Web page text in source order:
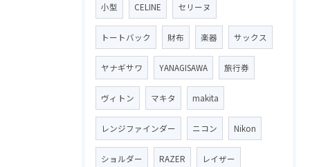
小型 CELINE セリーヌ
トートバック 財布 楽器 サックス
ヤナギサワ YANAGISAWA 旅行券
ヴィトン マキタ makita
レンジファインダー ニコン Nikon
ショルダー RAZER レイザー